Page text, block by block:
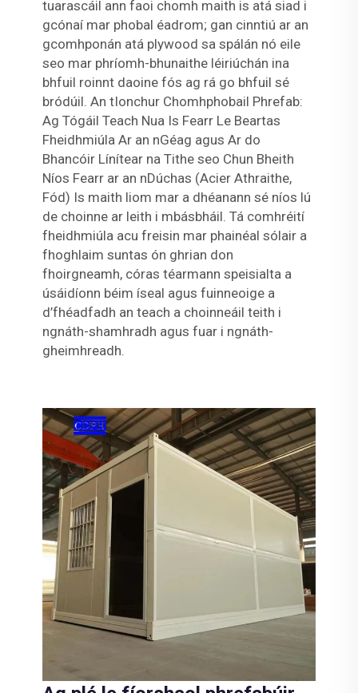
tuarascáil ann faoi chomh maith is atá siad i
gcónaí mar phobal éadrom; gan cinntiú ar an
gcomhponán atá plywood sa spálán nó eile
seo mar phríomh-bhunaithe léiriúchán ina
bhfuil roinnt daoine fós ag rá go bhfuil sé
bródúil. An tIonchur Chomhphobail Phrefab:
Ag Tógáil Teach Nua Is Fearr Le Beartas
Fheidhmiúla Ar an nGéag agus Ar do
Bhancóir Línítear na Tithe seo Chun Bheith
Níos Fearr ar an nDúchas (Acier Athraithe,
Fód) Is maith liom mar a dhéanann sé níos lú
de choinne ar leith i mbásbháil. Tá comhréití
fheidhmiúla acu freisin mar phainéal sólair a
fhoghlaim suntas ón ghrian don
fhoirgneamh, córas téarmann speisialta a
úsáidíonn béim íseal agus fuinneoige a
d’fhéadfadh an teach a choinneáil teith i
ngnáth-shamhradh agus fuar i ngnáth-
gheimhreadh.